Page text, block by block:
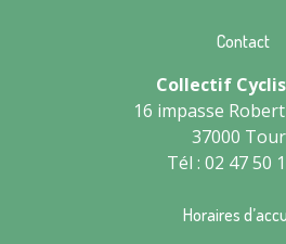
Contact
Collectif
16 impasse
37000
Tél : 02 47 50
Horaires